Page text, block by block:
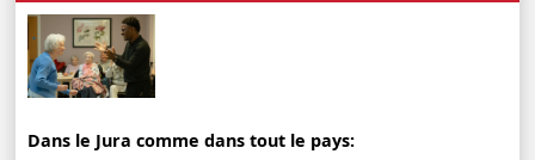
Dans le Jura comme dans tout le pays: